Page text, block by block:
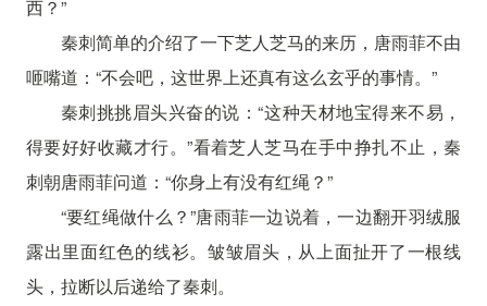
西？”
秦刺简单的介绍了一下芝人芝马的来历，唐雨菲不由
咂嘴道：“不会吧，这世界上还真有这么玄乎的事情。”
秦刺挑挑眉头兴奋的说：“这种天材地宝得来不易，
得要好好收藏才行。”看着芝人芝马在手中挣扎不止，秦
刺朝唐雨菲问道：“你身上有没有红绳？”
“要红绳做什么？”唐雨菲一边说着，一边翻开羽绒服
露出里面红色的线衫。皱皱眉头，从上面扯开了一根线
头，拉断以后递给了秦刺。